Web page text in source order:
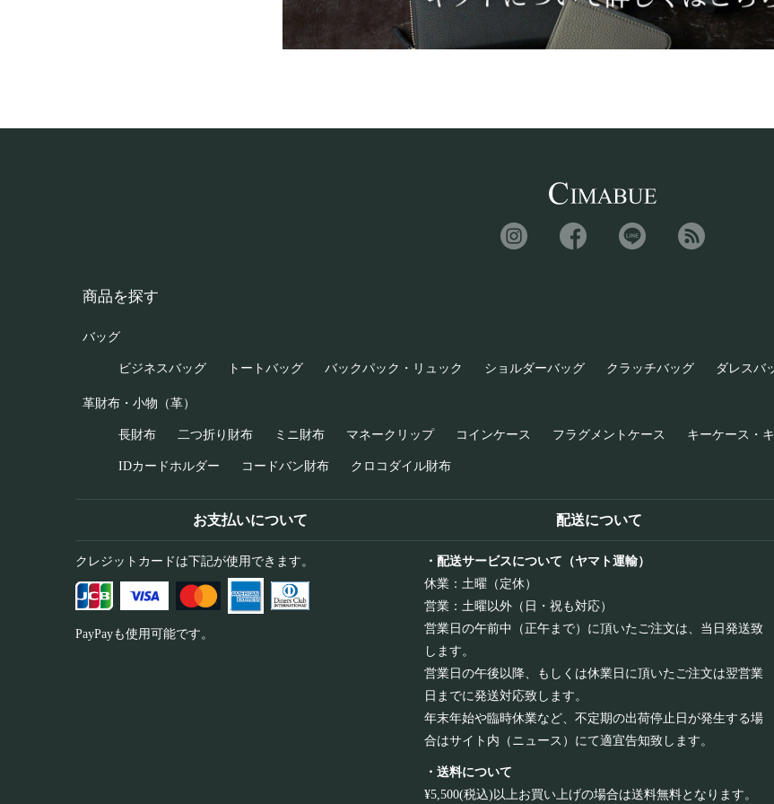
商品を探す
バッグ
ビジネスバッグ トートバッグ バックパック・リュック ショルダーバッグ クラッチバッグ ダレスバ
革財布・小物（革）
長財布 二つ折り財布 ミニ財布 マネークリップ コインケース フラグメントケース キーケース・
IDカードホルダー コードバン財布 クロコダイル財布
お支払いについて
クレジットカードは下記が使用できます。
PayPayも使用可能です。
配送について
・配送サービスについて（ヤマト運輸）
休業：土曜（定休）
営業：土曜以外（日・祝も対応）
営業日の午前中（正午まで）に頂いたご注文は、当日発送致
します。
営業日の午後以降、もしくは休業日に頂いたご注文は翌営業
日までに発送対応致します。
年末年始や臨時休業など、不定期の出荷停止日が発生する場
合はサイト内（ニュース）にて適宜告知致します。
・送料について
¥5,500(税込)以上お買い上げの場合は送料無料となります。